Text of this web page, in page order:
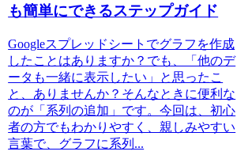
も簡単にできるステップガイド
Googleスプレッドシートでグラフを作成
したことはありますか？でも、「他のデ
ータも一緒に表示したい」と思ったこ
と、ありませんか？そんなときに便利な
のが「系列の追加」です。今回は、初心
者の方でもわかりやすく、親しみやすい
言葉で、グラフに系列...